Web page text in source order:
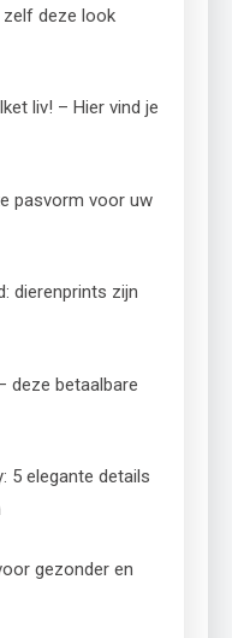
deze look
liv! – Hier vind je
pasvorm voor uw
dierenprints zijn
deze betaalbare
5 elegante details
gezonder en